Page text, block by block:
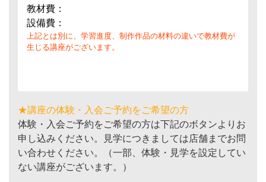
教材費：
設備費：
上記とは別に、学習進度、制作作品の材料の違いで教材費が
生じる講座がございます。
★講座の体験・入会ご予約をご希望の方
体験・入会ご予約をご希望の方は下記のボタンよりお
申し込みください。見学につきましては店舗までお問
い合わせください。（一部、体験・見学を設定してい
ない講座がございます。）